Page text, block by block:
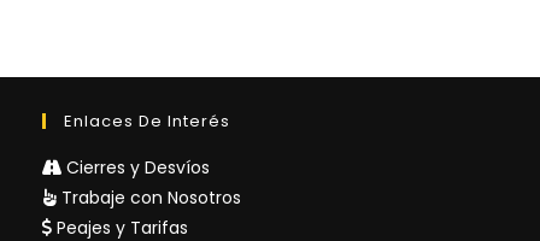
Enlaces De Interés
Cierres y Desvíos
Trabaje con Nosotros
Peajes y Tarifas